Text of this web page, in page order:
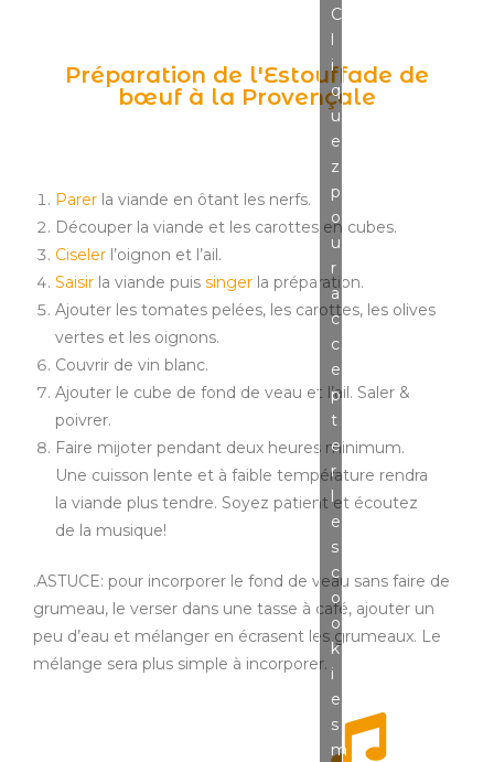
Préparation de l'Estouffade de
bœuf à la Provençale
Parer la viande en ôtant les nerfs.
Découper la viande et les carottes en cubes.
Ciseler l’oignon et l’ail.
Saisir la viande puis singer la préparation.
Ajouter les tomates pelées, les carottes, les olives
vertes et les oignons.
Couvrir de vin blanc.
Ajouter le cube de fond de veau et l’ail. Saler &
poivrer.
Faire mijoter pendant deux heures minimum.
Une cuisson lente et à faible température rendra
la viande plus tendre. Soyez patient et écoutez
de la musique!
.ASTUCE: pour incorporer le fond de veau sans faire de
grumeau, le verser dans une tasse à café, ajouter un
peu d’eau et mélanger en écrasent les grumeaux. Le
mélange sera plus simple à incorporer.
C
l
i
q
u
e
z
p
o
u
r
a
c
c
e
p
t
e
r
l
e
s
c
o
o
k
i
e
s
m